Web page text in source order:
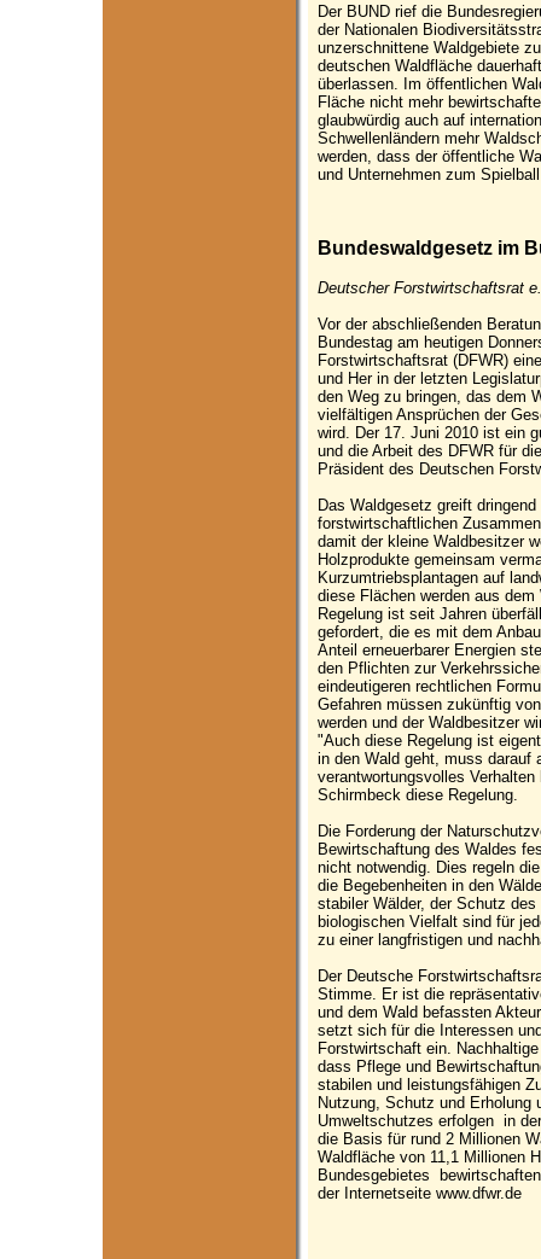
Der BUND rief die
der Nationalen
unzerschnittene Waldgebiete
deutschen Waldfläche
überlassen. Im öffentlichen
Fläche nicht mehr
glaubwürdig auch auf
Schwellenländern mehr
werden, dass der öffentliche
und Unternehmen zum
Bundeswaldgesetz im
Deutscher Forstwirtschaftsrat
Vor der abschließenden
Bundestag am heutigen
Forstwirtschaftsrat (DFWR)
und Her in der letzten
den Weg zu bringen, das dem
vielfältigen Ansprüchen der
wird. Der 17. Juni 2010 ist ein
und die Arbeit des DFWR für
Präsident des Deutschen
Das Waldgesetz greift
forstwirtschaftlichen
damit der kleine Waldbesitzer
Holzprodukte gemeinsam
Kurzumtriebsplantagen auf
diese Flächen werden aus
Regelung ist seit Jahren
gefordert, die es mit dem
Anteil erneuerbarer Energien
den Pflichten zur
eindeutigeren rechtlichen
Gefahren müssen zukünftig
werden und der Waldbesitzer
"Auch diese Regelung ist
in den Wald geht, muss darauf
verantwortungsvolles
Schirmbeck diese Regelung.
Die Forderung der
Bewirtschaftung des Waldes
nicht notwendig. Dies regeln
die Begebenheiten in den
stabiler Wälder, der Schutz
biologischen Vielfalt sind für
zu einer langfristigen und
Der Deutsche
Stimme. Er ist die
und dem Wald befassten
setzt sich für die Interessen
Forstwirtschaft ein.
dass Pflege und
stabilen und leistungsfähigen
Nutzung, Schutz und Erholung
Umweltschutzes erfolgen ­ in
die Basis für rund 2 Millionen
Waldfläche von 11,1 Millionen
Bundesgebietes
der Internetseite www.dfwr.de